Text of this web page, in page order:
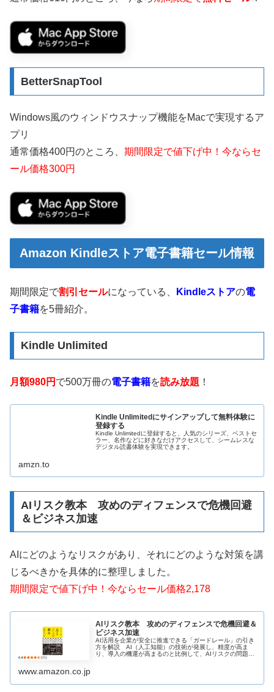
BetterSnapTool
Windows風のウィンドウスナップ機能をMacで実現するア
プリ
通常価格400円のところ、 期間限定で値下げ中！今ならセ
ール価格300円
Amazon Kindleストア電子書籍セール情報
期間限定で割引セールになっている、 Kindleストアの電
子書籍を5冊紹介。
Kindle Unlimited
月額980円 で500万冊の電子書籍を読み放題 ！
Kindle Unlimitedにサインアップして無料体験に
登録する
Kindle Unlimitedに登録すると、人気のシリーズ、ベストセ
ラー、名作などに好きなだけアクセスして、シームレスな
デジタル読書体験を実現できます。
amzn.to
AIリスク教本 攻めのディフェンスで危機回避
＆ビジネス加速
AIにどのようなリスクがあり、それにどのような対策を講
じるべきかを具体的に整理しました。
期間限定で値下げ中！今ならセール価格2,178
AIリスク教本 攻めのディフェンスで危機回避＆
ビジネス加速
AI活用を企業が安全に推進できる「ガードレール」の引き
方を解説 AI（人工知能）の技術が発展し、精度が高ま
り、導入の機運が高まるのと比例して、AIリスクの問題も
www.amazon.co.jp